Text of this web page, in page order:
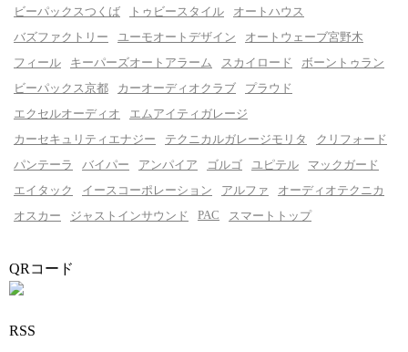
ビーパックスつくば
トゥビースタイル
オートハウス
バズファクトリー
ユーモオートデザイン
オートウェーブ宮野木
フィール
キーパーズオートアラーム スカイロード
ボーントゥラン
ビーパックス京都
カーオーディオクラブ
プラウド
エクセルオーディオ
エムアイティガレージ
カーセキュリティエナジー
テクニカルガレージモリタ
クリフォード
パンテーラ
バイパー アンパイア ゴルゴ ユピテル
マックガード
エイタック
イースコーポレーション アルファ
オーディオテクニカ
オスカー
ジャストインサウンド PAC スマートトップ
QRコード
RSS